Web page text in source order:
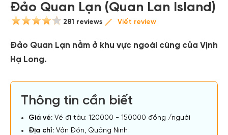
Đảo Quan Lạn (Quan Lan Island)
281 reviews Viết review
Đảo Quan Lạn nằm ở khu vực ngoài cùng của Vịnh
Hạ Long.
Thông tin cần biết
Giá vé: Vé đi tàu: 120000 - 150000 đồng /người
Địa chỉ: Vân Đồn, Quảng Ninh